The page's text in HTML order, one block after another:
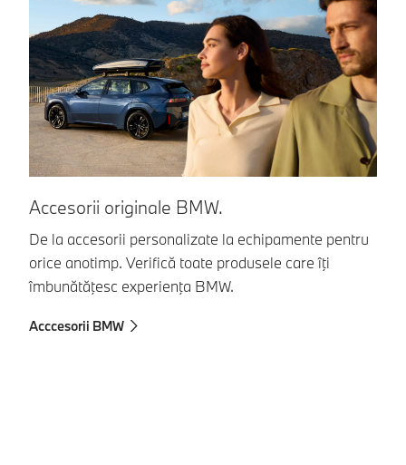
Accesorii originale BMW.
De la accesorii personalizate la echipamente pentru
orice anotimp. Verifică toate produsele care îţi
îmbunătăţesc experienţa BMW.
Acccesorii BMW